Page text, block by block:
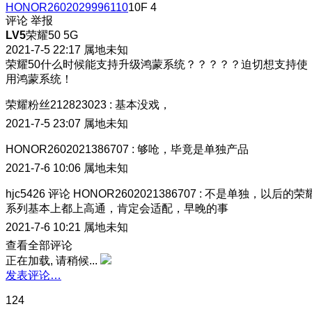
HONOR260202999611010F 4
评论 举报
LV5荣耀50 5G
2021-7-5 22:17 属地未知
荣耀50什么时候能支持升级鸿蒙系统？？？？？迫切想支持使
用鸿蒙系统！
荣耀粉丝212823023 : 基本没戏，
2021-7-5 23:07 属地未知
HONOR2602021386707 : 够呛，毕竟是单独产品
2021-7-6 10:06 属地未知
hjc5426 评论 HONOR2602021386707 : 不是单独，以后的荣
系列基本上都上高通，肯定会适配，早晚的事
2021-7-6 10:21 属地未知
查看全部评论
正在加载, 请稍候...
发表评论…
124